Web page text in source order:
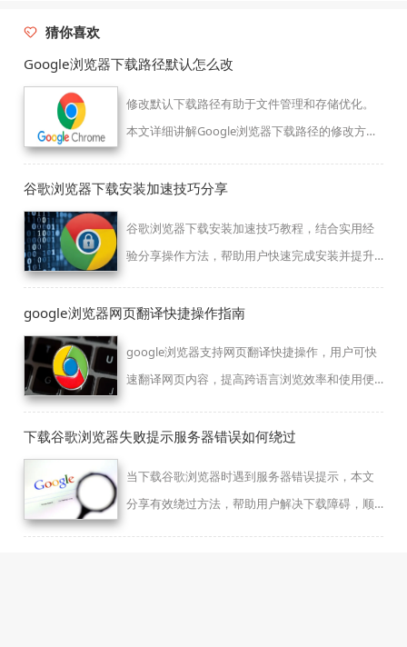
猜你喜欢
Google浏览器下载路径默认怎么改
修改默认下载路径有助于文件管理和存储优化。
本文详细讲解Google浏览器下载路径的修改方法
置。
谷歌浏览器下载安装加速技巧分享
谷歌浏览器下载安装加速技巧教程，结合实用经
验分享操作方法，帮助用户快速完成安装并提升
google浏览器网页翻译快捷操作指南
google浏览器支持网页翻译快捷操作，用户可快
速翻译网页内容，提高跨语言浏览效率和使用便
下载谷歌浏览器失败提示服务器错误如何绕过
当下载谷歌浏览器时遇到服务器错误提示，本文
分享有效绕过方法，帮助用户解决下载障碍，顺